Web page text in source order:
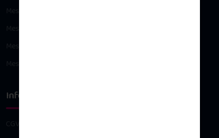
Mes avoirs
Mes adresses
Mes informations personnelles
Mes bons de réduction
Infos légales
CGV